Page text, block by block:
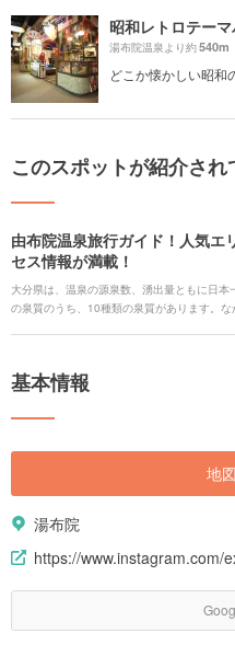
昭和レトロテー
湯布院温泉より約540m
どこか懐かしい昭和
このスポットが紹介さ
由布院温泉旅行ガイド！人気エ
セス情報が満載！
大分県は、温泉の源泉数、湧出量ともに日
の泉質のうち、10種類の泉質があります。
トラン、スイーツ店も多く、特に女性に人気
基本情報
地
湯布院
https://www.instagram.com/